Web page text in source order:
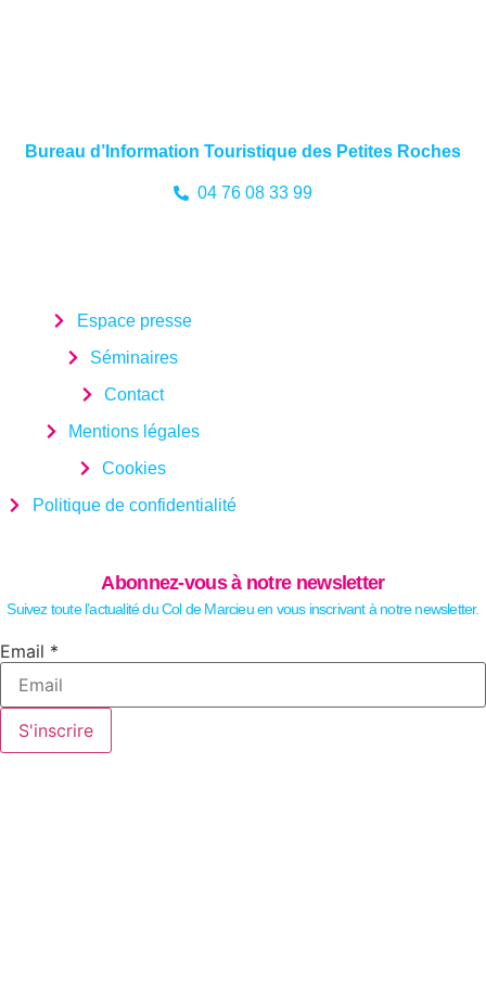
Bureau d’Information Touristique des Petites Roches
04 76 08 33 99
Espace presse
Séminaires
Contact
Mentions légales
Cookies
Politique de confidentialité
Abonnez-vous à notre newsletter
Suivez toute l’actualité du Col de Marcieu en vous inscrivant à notre newsletter.
Email
Email *
S'inscrire